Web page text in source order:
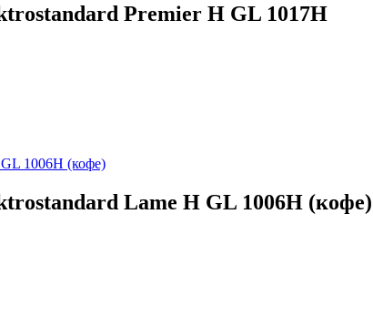
Premier H GL 1017H
Lame H GL 1006H (кофе)